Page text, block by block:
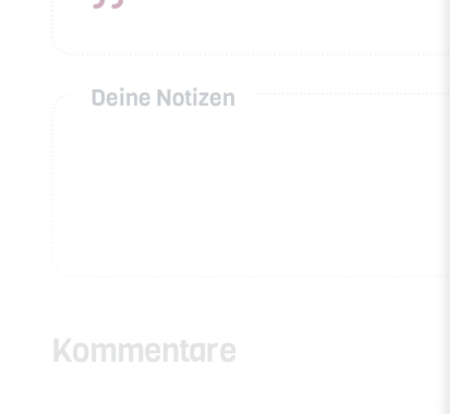
Deine Notizen
Kommentare